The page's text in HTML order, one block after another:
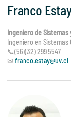
Franco Estay
Ingeniero de Sistemas
Ingeniero en Sistemas
📞(56)(32) 299 5547
✉ franco.estay@uv.cl